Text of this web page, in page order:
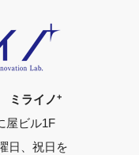
ミライノ+
屋ビル1F
日、祝日を